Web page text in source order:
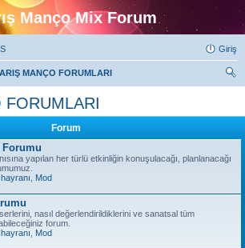
Manço Mix Forum
Giriş
MANÇO FORUMLARI
FORUMLARI
Forum
yapılan her türlü etkinliğin konuşulacağı, planlanacağı
Mod
nasıl değerlendirildiklerini ve sanatsal tüm
forum.
Mod